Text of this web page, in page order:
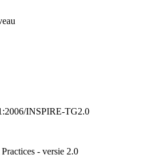
INSPIRE-TG2.0
- versie 2.0